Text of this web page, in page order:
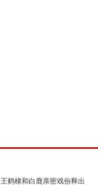
王鹤棣和白鹿亲密戏份释出